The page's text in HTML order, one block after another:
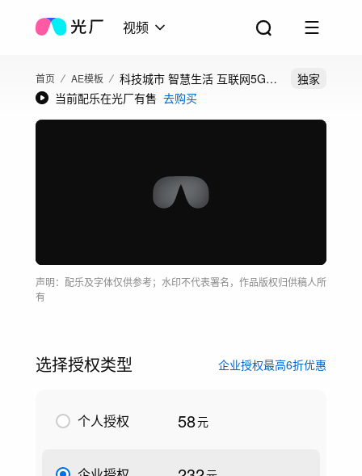
视频
首页 AE模板
科技城市 智慧生活 互联网5G城
市
独家
当前配乐在光厂有售 去购买
声明：配乐及字体仅供参考；水印不代表署名，作品版权归供稿人所
有
选择授权类型 企业授权最高6折优惠
个人授权 58元